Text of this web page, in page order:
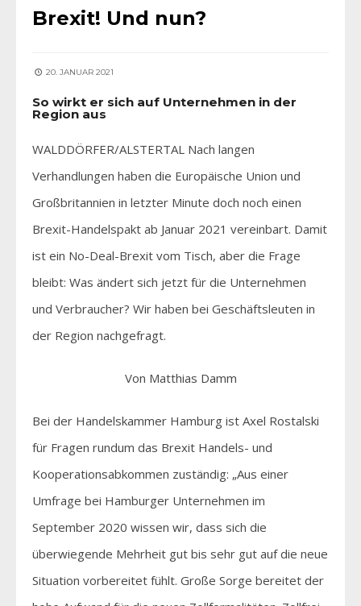
Brexit! Und nun?
20. JANUAR 2021
So wirkt er sich auf Unternehmen in der
Region aus
WALDDÖRFER/ALSTERTAL Nach langen
Verhandlungen haben die Europäische Union und
Großbritannien in letzter Minute doch noch einen
Brexit-Handelspakt ab Januar 2021 vereinbart. Damit
ist ein No-Deal-Brexit vom Tisch, aber die Frage
bleibt: Was ändert sich jetzt für die Unternehmen
und Verbraucher? Wir haben bei Geschäftsleuten in
der Region nachgefragt.
Von Matthias Damm
Bei der Handelskammer Hamburg ist Axel Rostalski
für Fragen rundum das Brexit Handels- und
Kooperationsabkommen zuständig: „Aus einer
Umfrage bei Hamburger Unternehmen im
September 2020 wissen wir, dass sich die
überwiegende Mehrheit gut bis sehr gut auf die neue
Situation vorbereitet fühlt. Große Sorge bereitet der